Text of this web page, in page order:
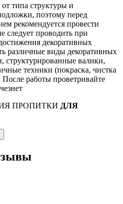
типа структуры и
поэтому перед
рекомендуется провести
следует проводить при
декоративных
различные виды декоративных
структурированные валики,
техники (покраска, чистка
работы проветривайте
ПРОПИТКИ ДЛЯ